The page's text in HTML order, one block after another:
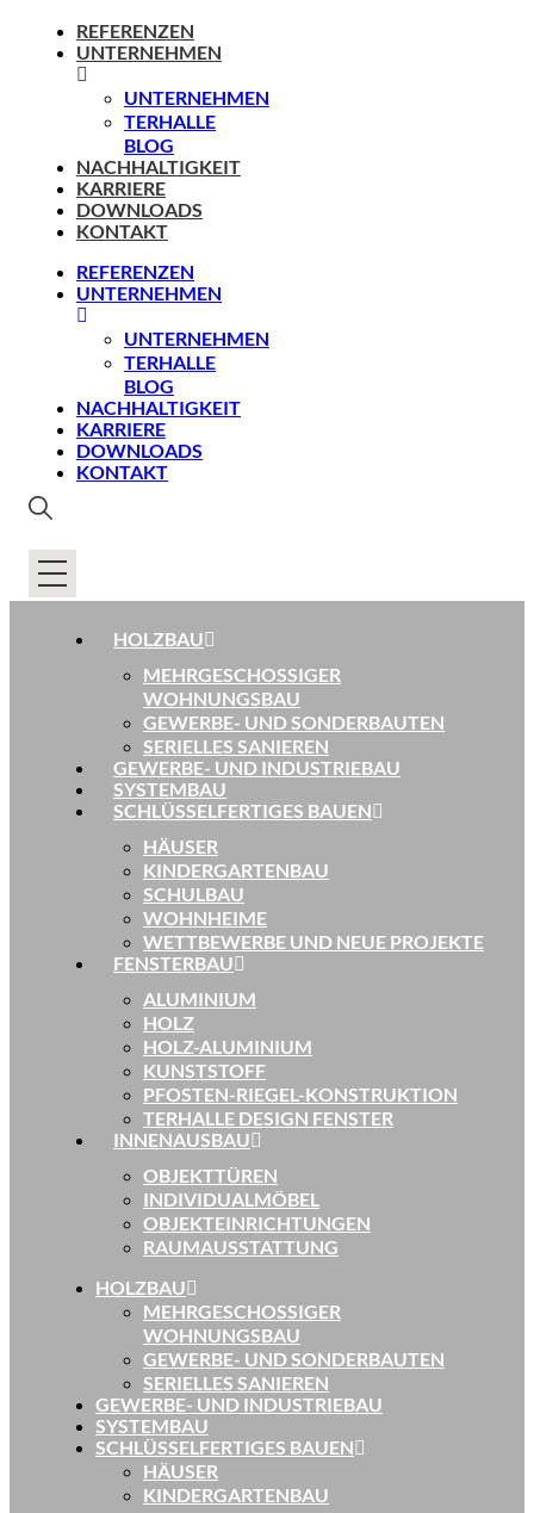
REFERENZEN
UNTERNEHMEN
UNTERNEHMEN
TERHALLE
BLOG
NACHHALTIGKEIT
KARRIERE
DOWNLOADS
KONTAKT
REFERENZEN
UNTERNEHMEN
UNTERNEHMEN
TERHALLE
BLOG
NACHHALTIGKEIT
KARRIERE
DOWNLOADS
KONTAKT
HOLZBAU
MEHRGESCHOSSIGER
WOHNUNGSBAU
GEWERBE- UND SONDERBAUTEN
SERIELLES SANIEREN
GEWERBE- UND INDUSTRIEBAU
SYSTEMBAU
SCHLÜSSELFERTIGES BAUEN
HÄUSER
KINDERGARTENBAU
SCHULBAU
WOHNHEIME
WETTBEWERBE UND NEUE PROJEKTE
FENSTERBAU
ALUMINIUM
HOLZ
HOLZ-ALUMINIUM
KUNSTSTOFF
PFOSTEN-RIEGEL-KONSTRUKTION
TERHALLE DESIGN FENSTER
INNENAUSBAU
OBJEKTTÜREN
INDIVIDUALMÖBEL
OBJEKTEINRICHTUNGEN
RAUMAUSSTATTUNG
HOLZBAU
MEHRGESCHOSSIGER
WOHNUNGSBAU
GEWERBE- UND SONDERBAUTEN
SERIELLES SANIEREN
GEWERBE- UND INDUSTRIEBAU
SYSTEMBAU
SCHLÜSSELFERTIGES BAUEN
HÄUSER
KINDERGARTENBAU